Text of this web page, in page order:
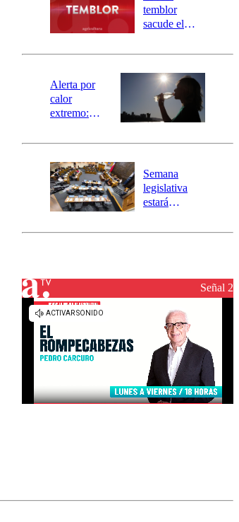
activa
mensajería
SAE
temblor
sacude el
revisa la
epicentro
Alerta por
calor
extremo:
activa Alerta
Preventiva en
tres comunas
Semana
legislativa
estará
el fin de la
reconstrucciónSeñal 2